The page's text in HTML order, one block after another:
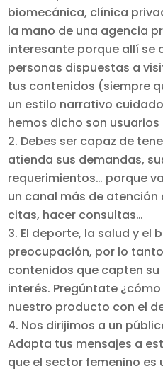
biomecánica, clínica
la mano de una agencia
interesante porque allí se
personas dispuestas a
tus contenidos (siempre
un estilo narrativo
hemos dicho son
Debes ser capaz de
atienda sus demandas,
requerimientos… porque
un canal más de
citas, hacer consultas…
El deporte, la salud y el
preocupación, por lo
contenidos que capten
interés. Pregúntate
nuestro producto con el
Nos dirijimos a un
Adapta tus mensajes a
que el sector femenino es